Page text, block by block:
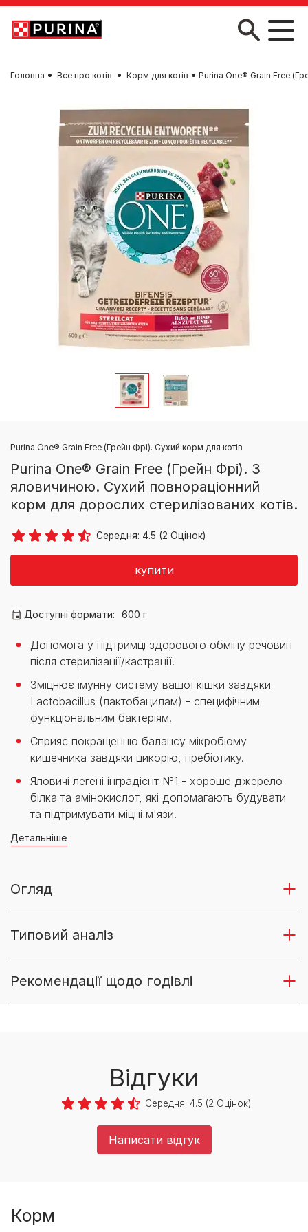
Skip to main content
Головна Все про котів Корм для котів Purina One® Grain Free
Purina One® Grain Free (Грейн Фрі). Сухий корм для котів
Purina One® Grain Free (Грейн Фрі). З
яловичиною. Сухий повнораціонний
корм для дорослих стерилізованих котів.
Середня: 4.5 (2 Оцінок)
купити
Доступні формати: 600 г
Допомога у підтримці здорового обміну речовин
після стерилізації/кастрації.
Зміцнює імунну систему вашої кішки завдяки
Lactobacillus (лактобацилам) - специфічним
функціональним бактеріям.
Сприяє покращенню балансу мікробіому
кишечника завдяки цикорію, пребіотику.
Яловичі легені інградієнт №1 - хороше джерело
білка та амінокислот, які допомагають будувати
та підтримувати міцні м'язи.
Детальніше
Огляд
Типовий аналіз
Рекомендації щодо годівлі
Відгуки
Середня: 4.5 (2 Оцінок)
Написати відгук
Корм